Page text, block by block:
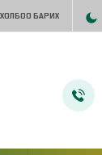
ХОЛБОО БАРИХ